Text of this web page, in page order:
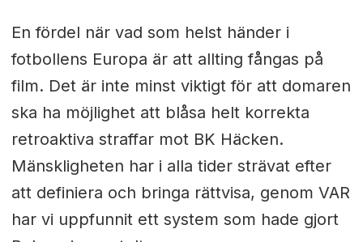
En fördel när vad som helst händer i
fotbollens Europa är att allting fångas på
film. Det är inte minst viktigt för att domaren
ska ha möjlighet att blåsa helt korrekta
retroaktiva straffar mot BK Häcken.
Mänskligheten har i alla tider strävat efter
att definiera och bringa rättvisa, genom VAR
har vi uppfunnit ett system som hade gjort